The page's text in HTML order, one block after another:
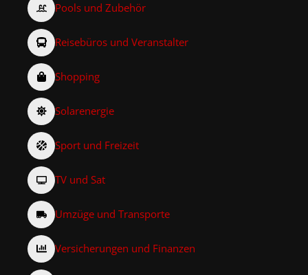
Pools und Zubehör
Reisebüros und Veranstalter
Shopping
Solarenergie
Sport und Freizeit
TV und Sat
Umzüge und Transporte
Versicherungen und Finanzen